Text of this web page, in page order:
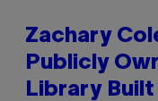
Zachary
Publicly
Library